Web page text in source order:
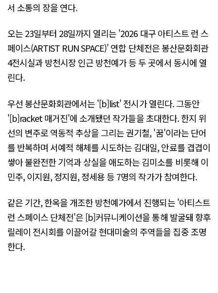
서 소통의 장을 연다.
오는 23일부터 28일까지 열리는 '2026 대구 아티스트 런 스
페이스(ARTIST RUN SPACE)' 연합 단체전은 봉산문화회관
4전시실과 방천시장 인근 방천예가 등 두 곳에서 동시에 열
린다.
우선 봉산문화회관에서는 '[b]list' 전시가 열린다. 그동안
'[b]racket 매거진'에 소개됐던 작가들을 초대한다. 한지 위
선의 변주로 역동적 추상을 그리는 권기철, '꿈'이라는 단어
를 반복하며 서예적 해체를 시도하는 김대일, 안료를 겹겹이
쌓아 불완전한 기억과 상실을 애도하는 김미소를 비롯해 이
민주, 이지원, 정지원, 정세용 등 7명의 작가가 참여한다.
같은 기간, 한옥을 개조한 방천예가에서 진행되는 '아티스트
런 스페이스 단체전'은 [b]커뮤니케이션을 통해 발굴돼 향후
릴레이 전시회를 이끌어갈 현대미술의 주역들을 집중 조명
한다.